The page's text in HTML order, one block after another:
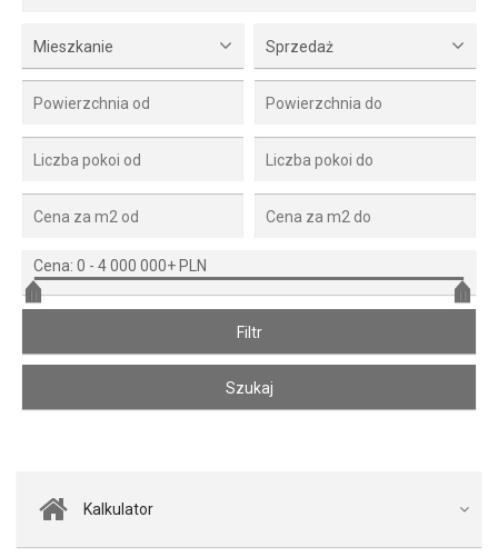
Mieszkanie Sprzedaż
Cena: 0 - 4 000 000+ PLN
Kalkulator